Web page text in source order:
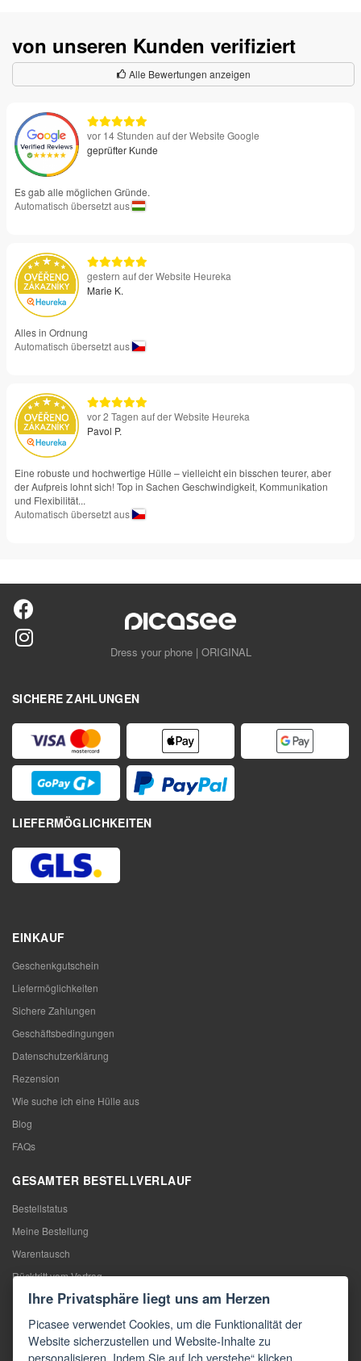
von unseren Kunden verifiziert
Alle Bewertungen anzeigen
vor 14 Stunden auf der Website Google
geprüfter Kunde
Es gab alle möglichen Gründe.
Automatisch übersetzt aus
gestern auf der Website Heureka
Marie K.
Alles in Ordnung
Automatisch übersetzt aus
vor 2 Tagen auf der Website Heureka
Pavol P.
Eine robuste und hochwertige Hülle – vielleicht ein bisschen teurer, aber
der Aufpreis lohnt sich! Top in Sachen Geschwindigkeit, Kommunikation
und Flexibilität...
Automatisch übersetzt aus
Dress your phone | ORIGINAL
SICHERE ZAHLUNGEN
LIEFERMÖGLICHKEITEN
EINKAUF
Geschenkgutschein
Liefermöglichkeiten
Sichere Zahlungen
Geschäftsbedingungen
Datenschutzerklärung
Rezension
Wie suche ich eine Hülle aus
Blog
FAQs
GESAMTER BESTELLVERLAUF
Bestellstatus
Meine Bestellung
Warentausch
Rücktritt vom Vertrag
Reklamation
KONTAKTE
Ihre Privatsphäre liegt uns am Herzen
Picasee verwendet Cookies, um die Funktionalität der
Website sicherzustellen und Website-Inhalte zu